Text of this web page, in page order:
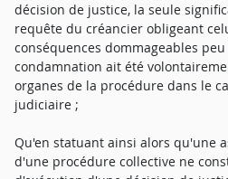
décision de justice, la seule
requête du créancier obligeant
conséquences dommageables
condamnation ait été
organes de la procédure dans le
judiciaire ;
Qu'en statuant ainsi alors qu'une
d'une procédure collective ne